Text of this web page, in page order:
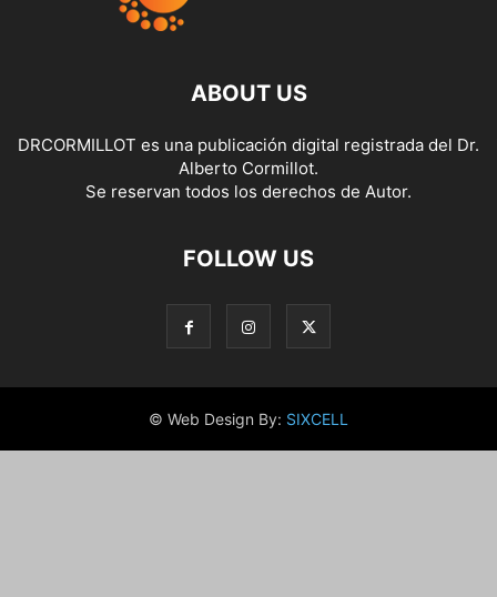
ABOUT US
DRCORMILLOT es una publicación digital registrada del Dr.
Alberto Cormillot.
Se reservan todos los derechos de Autor.
FOLLOW US
© Web Design By: SIXCELL